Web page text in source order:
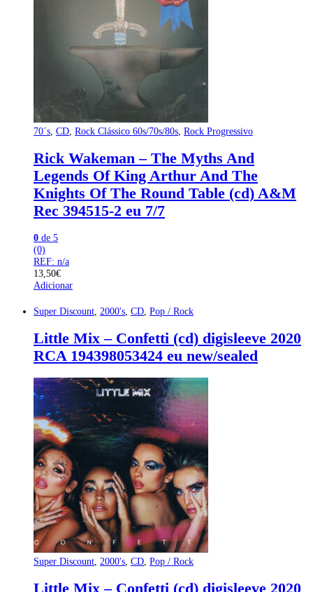
70´s CD Rock Clássico 60s/70s/80s Rock Progressivo
Rick Wakeman – The Myths And
Legends Of King Arthur And The
Knights Of The Round Table (cd) A&M
Rec 394515-2 eu 7/7
0 de 5
(0)
REF: n/a
13,50€
Adicionar
Super Discount, 2000's, CD, Pop / Rock
Little Mix – Confetti (cd) digisleeve 2020
RCA 194398053424 eu new/sealed
Super Discount, 2000's, CD, Pop / Rock